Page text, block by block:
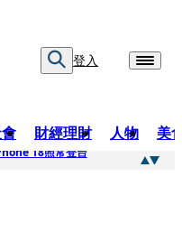
登入
財經理財 人物 美
18照常登台